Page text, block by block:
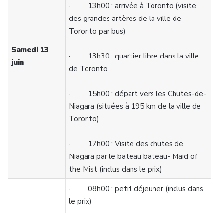
Samedi 13
juin
· 13h00 : arrivée à Toronto (visite
des grandes artères de la ville de
Toronto par bus)
· 13h30 : quartier libre dans la ville
de Toronto
· 15h00 : départ vers les Chutes-de-
Niagara (situées à 195 km de la ville de
Toronto)
· 17h00 : Visite des chutes de
Niagara par le bateau bateau- Maid of
the Mist (inclus dans le prix)
· 08h00 : petit déjeuner (inclus dans
le prix)